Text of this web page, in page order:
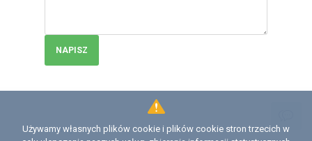
NAPISZ
Używamy własnych plików cookie i plików cookie stron trzecich w
Licencja